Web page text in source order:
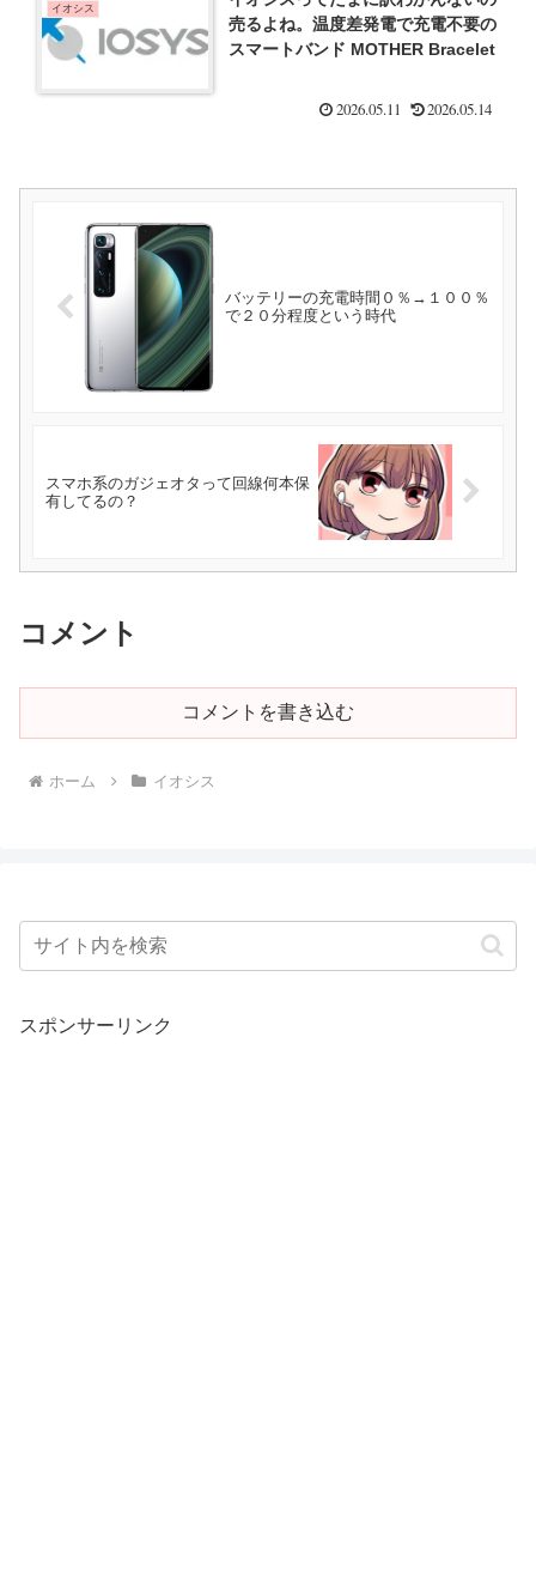
イオシス
売るよね。温度差発電で充電不要の
スマートバンド MOTHER Bracelet
2026.05.11 2026.05.14
バッテリーの充電時間０％→１００％
で２０分程度という時代
スマホ系のガジェオタって回線何本保
有してるの？
コメント
コメントを書き込む
ホーム イオシス
スポンサーリンク